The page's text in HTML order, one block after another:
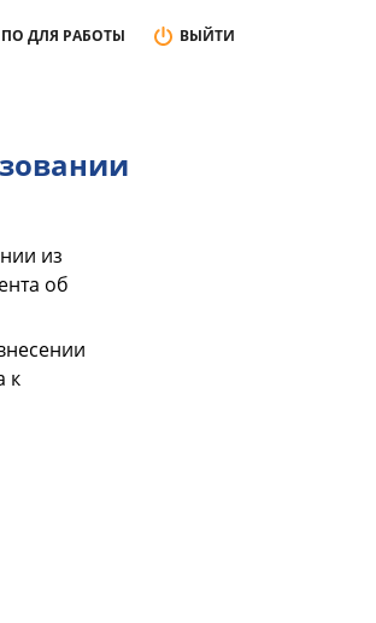
ПО ДЛЯ РАБОТЫ ВЫЙТИ
из
об
к